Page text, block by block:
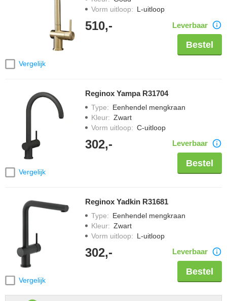
Vergelijk
Vorm uitloop: L-uitloop
510,- Leverbaar
Bestel
Vergelijk
Reginox Yampa R31704
Type: Eenhendel mengkraan
Kleur: Zwart
Vorm uitloop: C-uitloop
302,- Leverbaar
Bestel
Vergelijk
Reginox Yadkin R31681
Type: Eenhendel mengkraan
Kleur: Zwart
Vorm uitloop: L-uitloop
302,- Leverbaar
Bestel